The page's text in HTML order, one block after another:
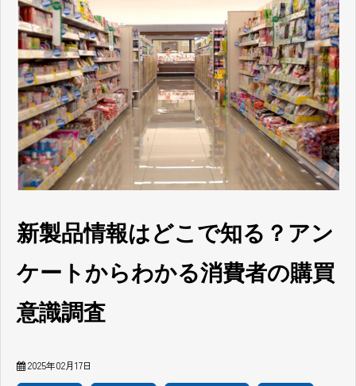
新製品情報はどこで知る？アン
ケートからわかる消費者の購買
意識調査
2025年02月17日